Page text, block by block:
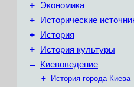
+ Экономика
+ Исторические
+ История
+ История культуры
– Киевоведение
+
История города Киева